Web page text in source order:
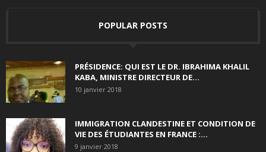
POPULAR POSTS
PRÉSIDENCE: QUI EST LE DR. IBRAHIMA KHALIL
KABA, MINISTRE DIRECTEUR DE...
10 janvier 2018
IMMIGRATION CLANDESTINE ET CONDITION DE
VIE DES ÉTUDIANTES EN FRANCE :...
9 janvier 2018